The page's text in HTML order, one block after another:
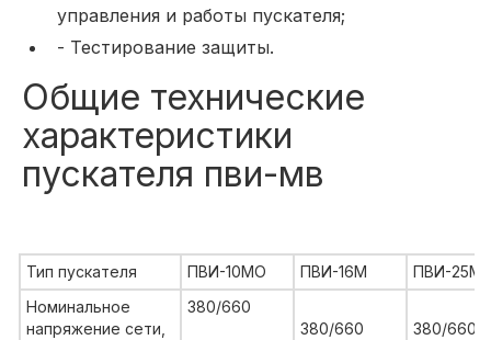
управления и работы пускателя;
- Тестирование защиты.
Общие технические
характеристики
пускателя пви-мв
Тип пускателя ПВИ-10МО ПВИ-16М
ПВИ-25М
Номинальное
напряжение сети,
380/660
380/660
380/660